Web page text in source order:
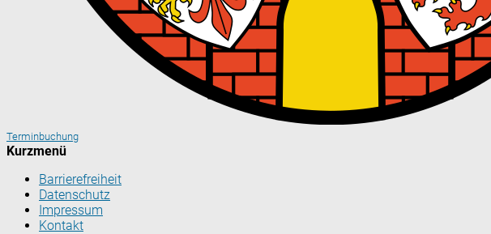
Terminbuchung
Kurzmenü
Barrierefreiheit
Datenschutz
Impressum
Kontakt